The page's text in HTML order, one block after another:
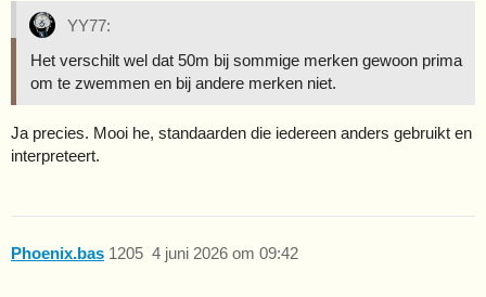
YY77:
Het verschilt wel dat 50m bij sommige merken gewoon prima
om te zwemmen en bij andere merken niet.
Ja precies. Mooi he, standaarden die iedereen anders gebruikt en
interpreteert.
Phoenix.bas 4 juni 2026 om 09:42
1205